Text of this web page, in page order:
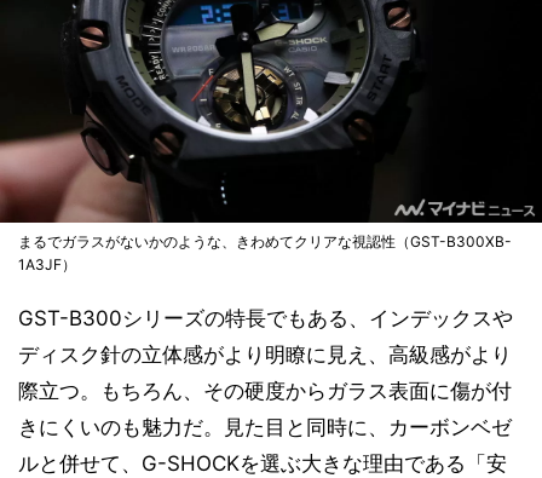
まるでガラスがないかのような、きわめてクリアな視認性（GST-B300XB-
1A3JF）
GST-B300シリーズの特長でもある、インデックスや
ディスク針の立体感がより明瞭に見え、高級感がより
際立つ。もちろん、その硬度からガラス表面に傷が付
きにくいのも魅力だ。見た目と同時に、カーボンベゼ
ルと併せて、G-SHOCKを選ぶ大きな理由である「安